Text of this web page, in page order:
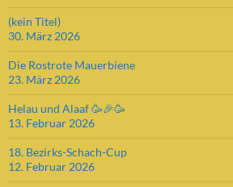
(kein Titel)
30. März 2026
Die Rostrote Mauerbiene
23. März 2026
Helau und Alaaf 🥳🎉🥳
13. Februar 2026
18. Bezirks-Schach-Cup
12. Februar 2026